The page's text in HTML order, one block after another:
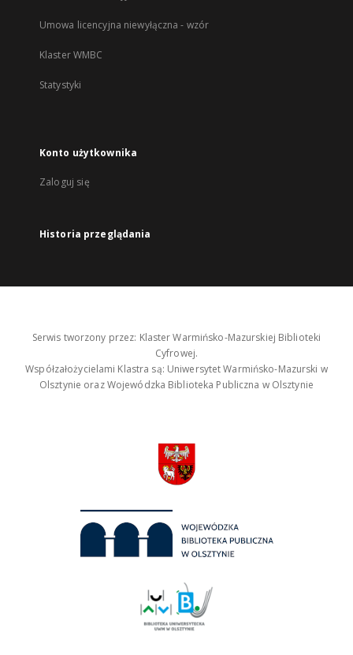
Umowa licencyjna niewyłączna - wzór
Klaster WMBC
Statystyki
Konto użytkownika
Zaloguj się
Historia przeglądania
Serwis tworzony przez: Klaster Warmińsko-Mazurskiej Biblioteki
Cyfrowej.
Współzałożycielami Klastra są: Uniwersytet Warmińsko-Mazurski w
Olsztynie oraz Wojewódzka Biblioteka Publiczna w Olsztynie